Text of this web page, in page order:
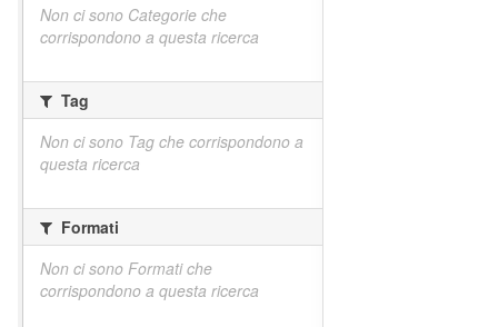
Non ci sono Categorie che
corrispondono a questa ricerca
Tag
Non ci sono Tag che corrispondono a
questa ricerca
Formati
Non ci sono Formati che
corrispondono a questa ricerca